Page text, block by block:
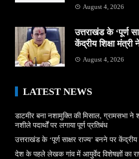
August 4, 2026
उत्तराखंड के ‘पूर्ण
केंद्रीय शिक्षा मंत्री
August 4, 2026
LATEST NEWS
डाटमीर बना नशामुक्ति की मिसाल, ग्रामसभा
नशीले पदार्थों पर लगाया पूर्ण प्रतिबंध
उत्तराखंड के ‘पूर्ण साक्षर राज्य’ बनने पर केंद्रीय
देश के पहले लेखक गांव में आयुर्वेद विशेषज्ञों का